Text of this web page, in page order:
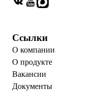
Ссылки
О компании
О продукте
Вакансии
Документы